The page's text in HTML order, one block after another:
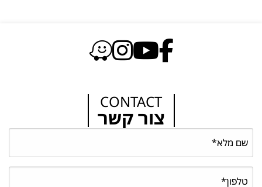
CONTACT
צור קשר